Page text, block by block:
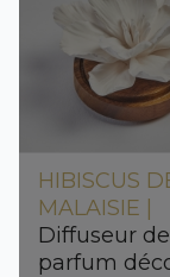
HIBISCUS
MALAISIE |
Diffuseur de
parfum